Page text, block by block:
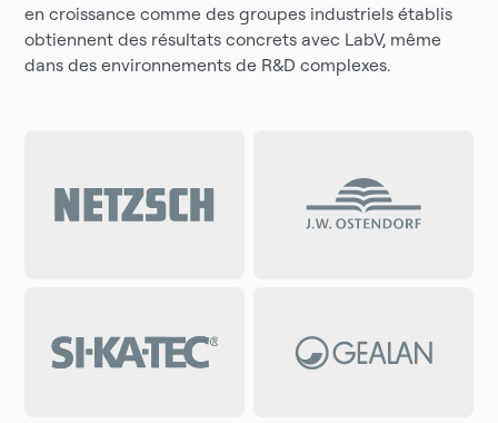
en croissance comme des groupes industriels établis
obtiennent des résultats concrets avec LabV, même
dans des environnements de R&D complexes.